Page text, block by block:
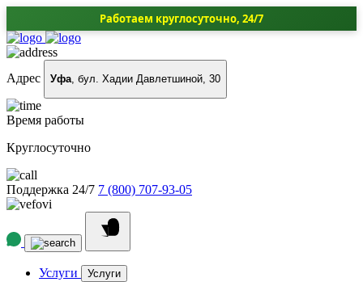
Работаем круглосуточно, 24/7
Адрес Уфа, бул. Хадии Давлетшиной, 30
Время работы
Круглосуточно
Поддержка 24/7 7 (800) 707-93-05
Услуги Услуги